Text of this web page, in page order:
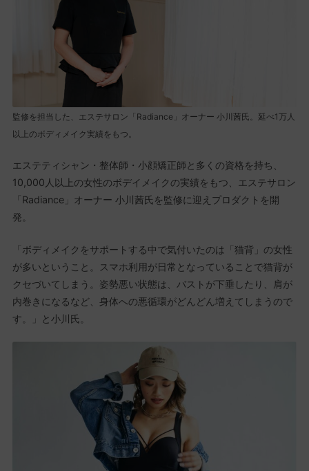
監修を担当した、エステサロン「Radiance」オーナー 小川茜氏。延べ1万人
以上のボディメイク実績をもつ。
エステティシャン・整体師・小顔矯正師と多くの資格を持ち、
10,000人以上の女性のボデイメイクの実績をもつ、エステサロン
「Radiance」オーナー 小川茜氏を監修に迎えプロダクトを開
発。
「ボディメイクをサポートする中で気付いたのは「猫背」の女性
が多いということ。スマホ利用が日常となっていることで猫背が
クセづいてしまう。姿勢悪い状態は、バストが下垂したり、肩が
内巻きになるなど、身体への悪循環がどんどん増えてしまうので
す。」と小川氏。